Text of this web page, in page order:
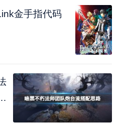
金手指代码